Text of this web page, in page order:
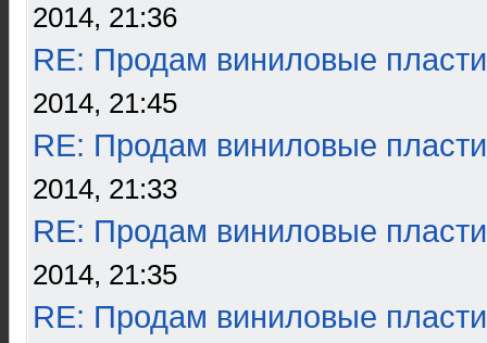
2014, 21:36
RE: Продам виниловые
2014, 21:45
RE: Продам виниловые
2014, 21:33
RE: Продам виниловые
2014, 21:35
RE: Продам виниловые